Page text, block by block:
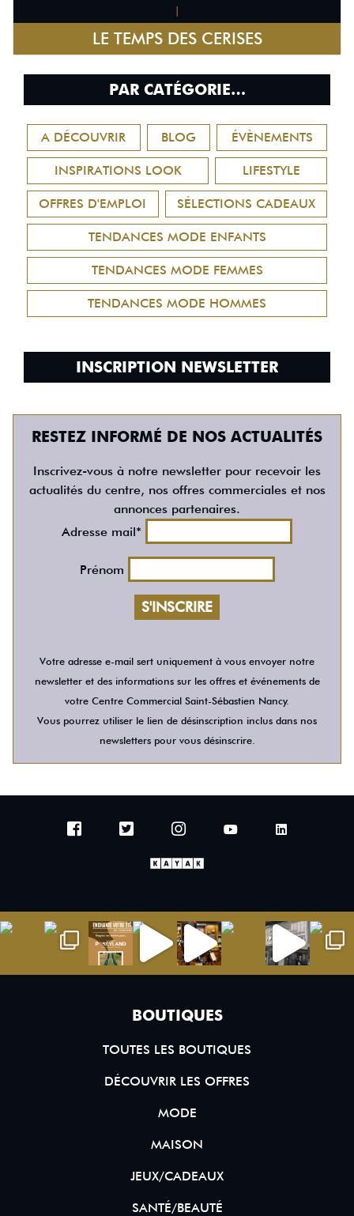
|
LE TEMPS DES CERISES
PAR CATÉGORIE…
A DÉCOUVRIR BLOG ÉVÈNEMENTS
INSPIRATIONS LOOK LIFESTYLE
OFFRES D'EMPLOI SÉLECTIONS CADEAUX
TENDANCES MODE ENFANTS
TENDANCES MODE FEMMES
TENDANCES MODE HOMMES
INSCRIPTION NEWSLETTER
RESTEZ INFORMÉ DE NOS ACTUALITÉS
Inscrivez-vous à notre newsletter pour recevoir les
actualités du centre, nos offres commerciales et nos
annonces partenaires.
Adresse mail*
Prénom
Votre adresse e-mail sert uniquement à vous envoyer notre
newsletter et des informations sur les offres et événements de
votre Centre Commercial Saint-Sébastien Nancy.
Vous pourrez utiliser le lien de désinscription inclus dans nos
newsletters pour vous désinscrire.
BOUTIQUES
TOUTES LES BOUTIQUES
DÉCOUVRIR LES OFFRES
MODE
MAISON
JEUX/CADEAUX
SANTÉ/BEAUTÉ